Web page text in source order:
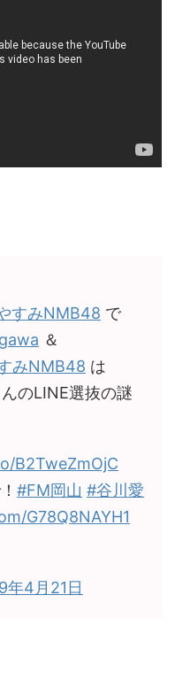
すみNMB48 で
＆
みNMB48 は
のLINE選抜の謎
B2TweZmOjC
#FM岡山 #谷川愛
G78Q8NAYH1
年4月21日